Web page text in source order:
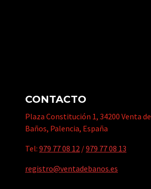
CONTACTO
Plaza Constitución 1, 34200 Venta de
Baños, Palencia, España
Tel: 979 77 08 12 /979 77 08 13
registro@ventadebanos.es